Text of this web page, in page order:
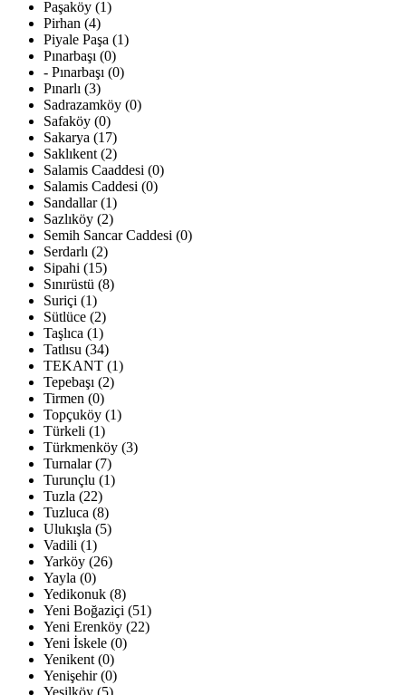
Paşaköy (1)
Pirhan (4)
Piyale Paşa (1)
Pınarbaşı (0)
- Pınarbaşı (0)
Pınarlı (3)
Sadrazamköy (0)
Safaköy (0)
Sakarya (17)
Saklıkent (2)
Salamis Caaddesi (0)
Salamis Caddesi (0)
Sandallar (1)
Sazlıköy (2)
Semih Sancar Caddesi (0)
Serdarlı (2)
Sipahi (15)
Sınırüstü (8)
Suriçi (1)
Sütlüce (2)
Taşlıca (1)
Tatlısu (34)
TEKANT (1)
Tepebaşı (2)
Tirmen (0)
Topçuköy (1)
Türkeli (1)
Türkmenköy (3)
Turnalar (7)
Turunçlu (1)
Tuzla (22)
Tuzluca (8)
Ulukışla (5)
Vadili (1)
Yarköy (26)
Yayla (0)
Yedikonuk (8)
Yeni Boğaziçi (51)
Yeni Erenköy (22)
Yeni İskele (0)
Yenikent (0)
Yenişehir (0)